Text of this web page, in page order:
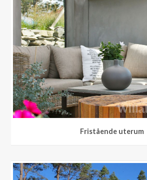
Fristående uterum
Fristående uterum